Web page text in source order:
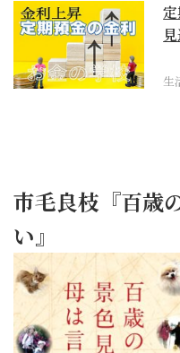
生
市毛良枝『百歳
い』